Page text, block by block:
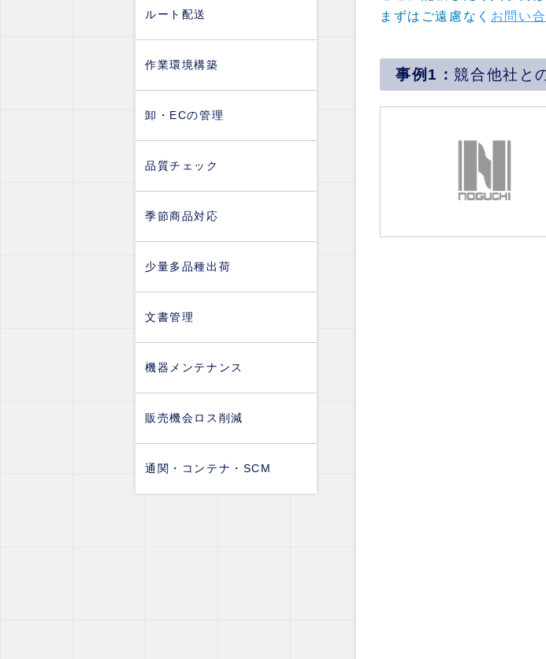
まずはご遠慮なく お問い
競合他社と
ルート配送
作業環境構築
卸・ECの管理
品質チェック
季節商品対応
少量多品種出荷
文書管理
機器メンテナンス
販売機会ロス削減
通関・コンテナ・SCM